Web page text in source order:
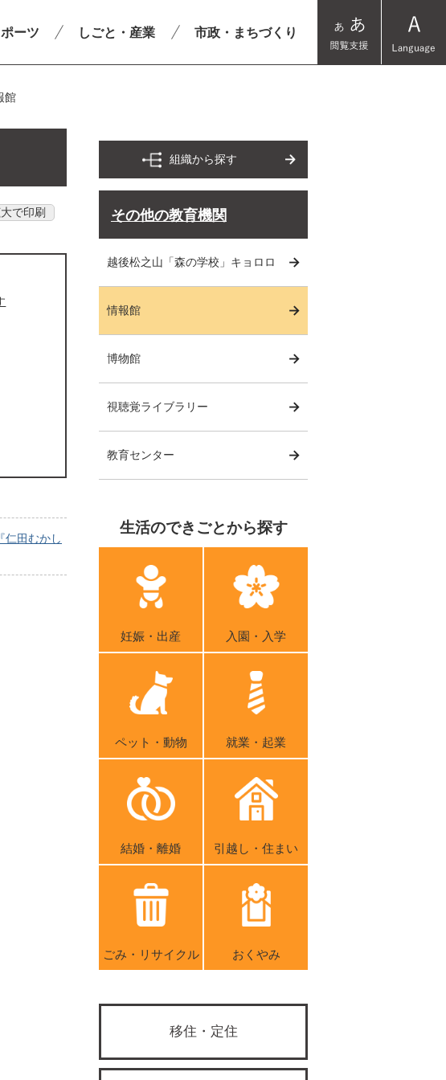
ーツ しごと・産業 市政・まちづくり
館
で印刷
仁田むかし
組織から探す
その他の教育機関
越後松之山「森の学校」キョロロ
情報館
博物館
視聴覚ライブラリー
教育センター
生活のできごとから探す
妊娠・出産 入園・入学
ペット・動物 就業・起業
結婚・離婚 引越し・住まい
ごみ・リサイクル おくやみ
移住・定住